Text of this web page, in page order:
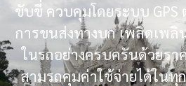
ขับขี่ ควบคุมโดยระบบ GPS
การขนส่งทางบก เพลิดเพ
ในรถอย่างครบครันด้วยร
สามรถคุมค่าใช้จ่ายได้ในทุ